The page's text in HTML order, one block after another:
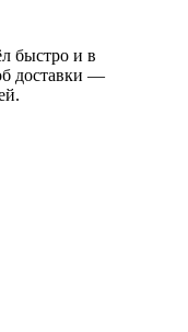
быстро и в
доставки —